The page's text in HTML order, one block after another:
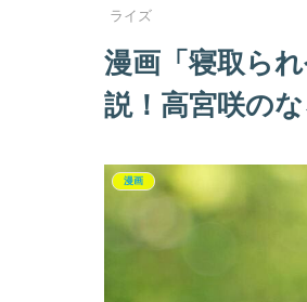
ライズ
漫画「寝取ら
説！高宮咲の
漫画